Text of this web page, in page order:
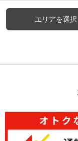
エリアを選択